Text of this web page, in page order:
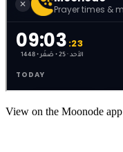
View on the Moonode app